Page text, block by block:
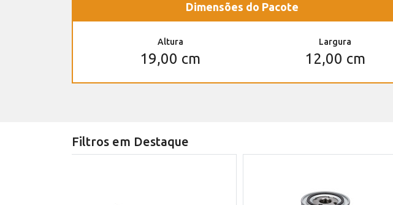
Dimensões do Pacote
Altura
19,00 cm
Largura
12,00 cm
Filtros em Destaque